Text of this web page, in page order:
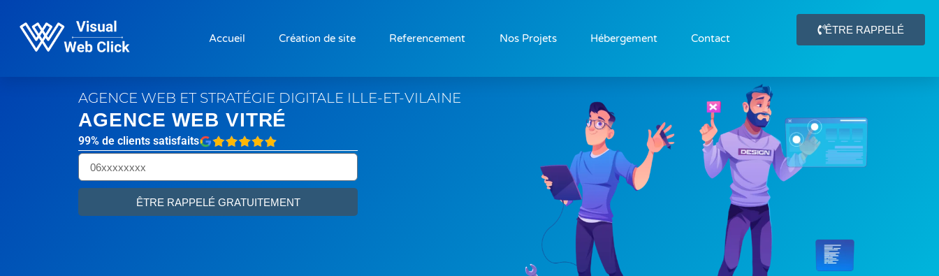
Accueil Création de site Referencement Nos Projets Hébergement Contact
ÊTRE RAPPELÉ
AGENCE WEB ET STRATÉGIE DIGITALE ILLE-ET-VILAINE
AGENCE WEB VITRÉ
99% de clients satisfaits
ÊTRE RAPPELÉ GRATUITEMENT